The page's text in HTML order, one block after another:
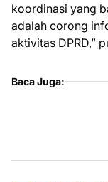
koordinasi yang
adalah corong
aktivitas DPRD,”
Baca Juga: